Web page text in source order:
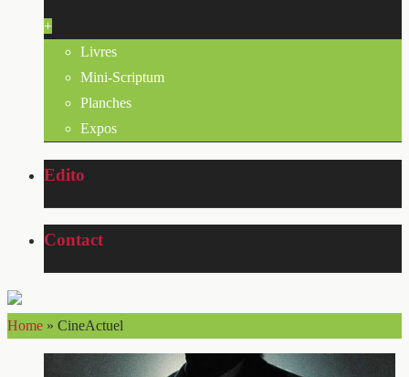
+
Livres
Mini-Scriptum
Planches
Expos
Edito
Contact
Home » CineActuel